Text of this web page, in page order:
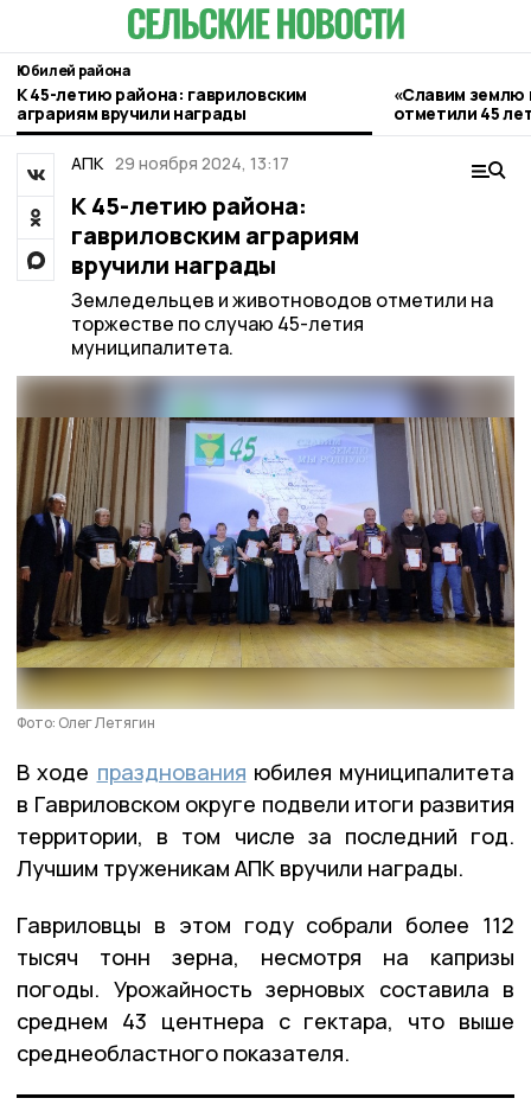
Юбилей района
К 45-летию района: гавриловским
аграриям вручили награды
«Славим
отметили 45
района (фото)
АПК 29 ноября 2024, 13:17
К 45-летию района:
гавриловским аграриям
вручили награды
Земледельцев и животноводов отметили на
торжестве по случаю 45-летия
муниципалитета.
Фото: Олег Летягин
В ходе празднования юбилея муниципалитета
в Гавриловском округе подвели итоги развития
территории, в том числе за последний год.
Лучшим труженикам АПК вручили награды.
Гавриловцы в этом году собрали более 112
тысяч тонн зерна, несмотря на капризы
погоды. Урожайность зерновых составила в
среднем 43 центнера с гектара, что выше
среднеобластного показателя.